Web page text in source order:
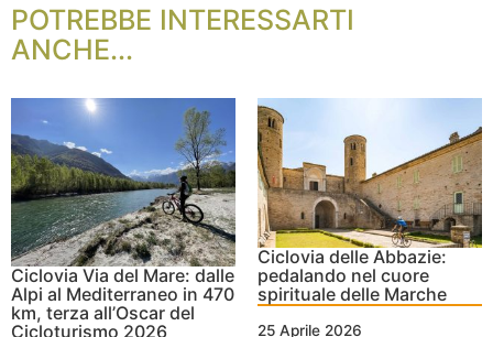
POTREBBE INTERESSARTI
ANCHE...
Ciclovia Via del Mare: dalle
Alpi al Mediterraneo in 470
km, terza all’Oscar del
Cicloturismo 2026
Ciclovia delle Abbazie:
pedalando nel cuore
spirituale delle Marche
25 Aprile 2026